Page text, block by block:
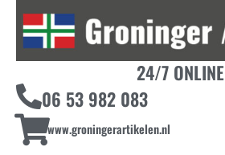
24/7 ONLINE
06 53 982 083
www.groningerartikelen.nl